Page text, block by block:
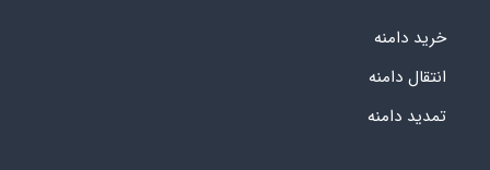
خرید دامنه
انتقال دامنه
تمدید دامنه